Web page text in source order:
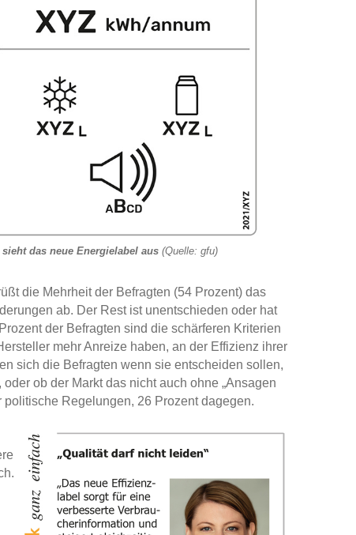
sieht das neue Energielabel aus (Quelle: gfu)
die Mehrheit der Befragten (54 Prozent) das
ab. Der Rest ist unentschieden oder hat
der Befragten sind die schärferen Kriterien
mehr Anreize haben, an der Effizienz ihrer
sich die Befragten wenn sie entscheiden sollen,
ob der Markt das nicht auch ohne „Ansagen
Regelungen, 26 Prozent dagegen.